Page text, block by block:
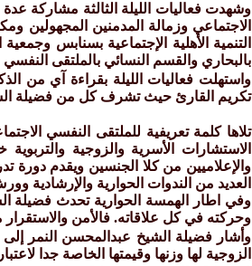
وشهدت فعاليات الليلة الثالثة مشاركة
الاجتماعي وزمالة المدمنين المجهولين
التنمية الأهلية الإجتماعية بسنابس
بالبحاري والقسم النسائي بالملتقى النفسي
واستهلت فعاليات الليلة بقراءة آي من
تكريم القارئ حيث تشرف كل من فضيلة
تلاها كلمة تعريفية للملتقى النفسي
الاستشارات الأسرية والزوجية
والإعلاميين من كلا الجنسين ويقدم
العديد من الندوات الحوارية والإرشادية
وفي اطار الهمسة الحوارية تحدث فضيلة
وحركته في كل علاقاته. فالأمن
وأشار فضيلة الشيخ عبدالمحسن النمر إلى
الزوجية لها وزنها وقيمتها الخاصة جدا